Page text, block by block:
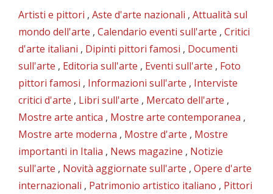
Artisti e pittori , Aste d'arte nazionali , Attualità sul
mondo dell'arte , Calendario eventi sull'arte , Critici
d'arte italiani , Dipinti pittori famosi , Documenti
sull'arte , Editoria sull'arte , Eventi sull'arte , Foto
pittori famosi , Informazioni sull'arte , Interviste
critici d'arte , Libri sull'arte , Mercato dell'arte ,
Mostre arte antica , Mostre arte contemporanea ,
Mostre arte moderna , Mostre d'arte , Mostre
importanti in Italia , News magazine , Notizie
sull'arte , Novità aggiornate sull'arte , Opere d'arte
internazionali , Patrimonio artistico italiano , Pittori